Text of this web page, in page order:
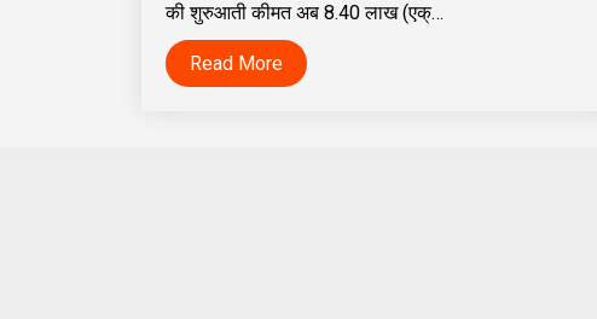
की शुरुआती कीमत अब ₹8.40 लाख (एक्…
Read More